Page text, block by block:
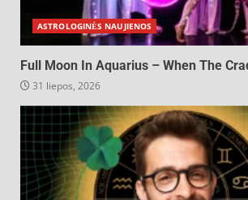
ASTROLOGINĖS NAUJIENOS
Full Moon In Aquarius – When The
31 liepos, 2026